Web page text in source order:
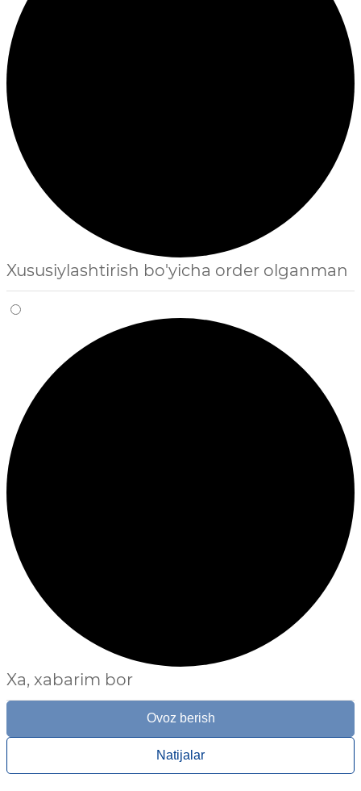
Xususiylashtirish bo'yicha order olganman
Xa, xabarim bor
Ovoz berish
Natijalar